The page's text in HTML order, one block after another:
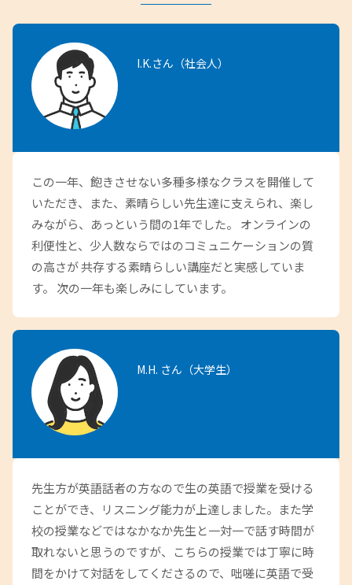
I.K.さん（社会人）
この一年、飽きさせない多種多様なクラスを開催して
いただき、また、素晴らしい先生達に支えられ、楽し
みながら、あっという間の1年でした。 オンラインの
利便性と、少人数ならではのコミュニケーションの質
の高さが 共存する素晴らしい講座だと実感していま
す。 次の一年も楽しみにしています。
M.H. さん（大学生）
先生方が英語話者の方なので生の英語で授業を受ける
ことができ、リスニング能力が上達しました。また学
校の授業などではなかなか先生と一対一で話す時間が
取れないと思うのですが、こちらの授業では丁寧に時
間をかけて対話をしてくださるので、咄嗟に英語で受